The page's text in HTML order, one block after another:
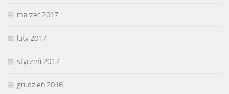
marzec 2017
luty 2017
styczeń 2017
grudzień 2016